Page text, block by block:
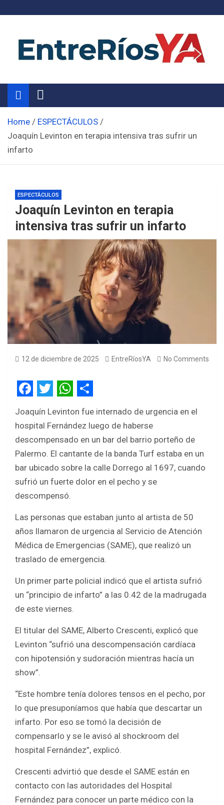
Noticias de Entre Ríos
Información de toda la provincia ahora
Home
ESPECTÁCULOS
Joaquín Levinton en terapia intensiva tras sufrir un
infarto
ESPECTÁCULOS
Joaquín Levinton en terapia
intensiva tras sufrir un infarto
12 de diciembre de 2025 EntreRíosYA No Comments
F
a
c
e
b
o
o
k
T
w
i
t
t
e
r
W
h
a
t
s
A
p
p
S
h
a
r
e
Joaquín Levinton fue internado de urgencia en el
hospital Fernández luego de haberse
descompensado en un bar del barrio porteño de
Palermo. El cantante de la banda Turf estaba en un
bar ubicado sobre la calle Dorrego al 1697, cuando
sufrió un fuerte dolor en el pecho y se
descompensó.
Las personas que estaban junto al artista de 50
años llamaron de urgencia al Servicio de Atención
Médica de Emergencias (SAME), que realizó un
traslado de emergencia.
Un primer parte policial indicó que el artista sufrió
un “principio de infarto” a las 0.42 de la madrugada
de este viernes.
El titular del SAME, Alberto Crescenti, explicó que
Levinton “sufrió una descompensación cardíaca
con hipotensión y sudoración mientras hacía un
show”.
“Este hombre tenía dolores tensos en el pecho, por
lo que presuponíamos que había que descartar un
infarto. Por eso se tomó la decisión de
compensarlo y se le avisó al shockroom del
hospital Fernández”, explicó.
Crescenti advirtió que desde el SAME están en
contacto con las autoridades del Hospital
Fernández para conocer un parte médico con la